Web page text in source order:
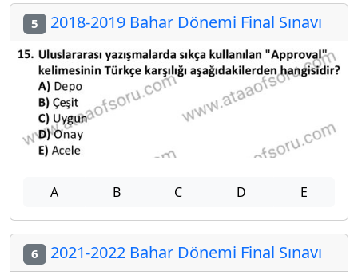
5 2018-2019 Bahar Dönemi Final Sınavı
A B C D E
6 2021-2022 Bahar Dönemi Final Sınavı